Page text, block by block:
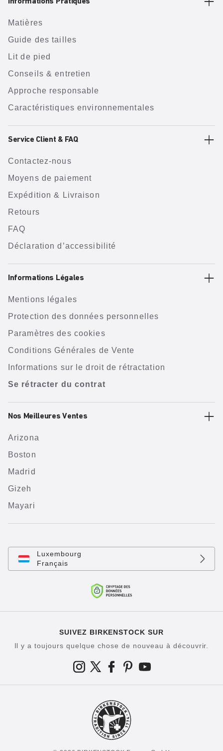
Matières
Guide des tailles
Lit de pied
Conseils & entretien
Approche responsable
Caractéristiques environnementales
Service Client & FAQ
Contactez-nous
Moyens de paiement
Expédition & Livraison
Retours
FAQ
Déclaration d’accessibilité
Informations Légales
Mentions légales
Protection des données personnelles
Paramètres des cookies
Conditions Générales de Vente
Informations sur le droit de rétractation
Se rétracter du contrat
Nos Meilleures Ventes
Arizona
Boston
Madrid
Gizeh
Mayari
Luxembourg
Français
SUIVEZ BIRKENSTOCK SUR
Il y a toujours quelque chose de nouveau à découvrir.